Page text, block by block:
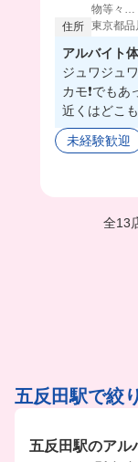
物等々…
住所 東京都
アルバイト
ジュワジュ
カモ❗️でも
近くはどこ
は単純で少
（♪）店長が
も優しいし
未経験歓迎
全13
五反田駅で絞
五反田駅のアル